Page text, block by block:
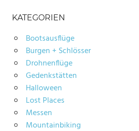
KATEGORIEN
Bootsausflüge
Burgen + Schlösser
Drohnenflüge
Gedenkstätten
Halloween
Lost Places
Messen
Mountainbiking